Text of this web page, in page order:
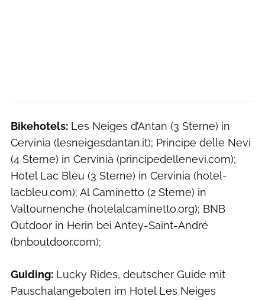
Bikehotels: Les Neiges d’Antan (3 Sterne) in
Cervinia (lesneigesdantan.it); Principe delle Nevi
(4 Sterne) in Cervinia (principedellenevi.com);
Hotel Lac Bleu (3 Sterne) in Cervinia (hotel-
lacbleu.com); Al Caminetto (2 Sterne) in
Valtournenche (hotelalcaminetto.org); BNB
Outdoor in Herin bei Antey-Saint-André
(bnboutdoor.com);
Guiding: Lucky Rides, deutscher Guide mit
Pauschalangeboten im Hotel Les Neiges